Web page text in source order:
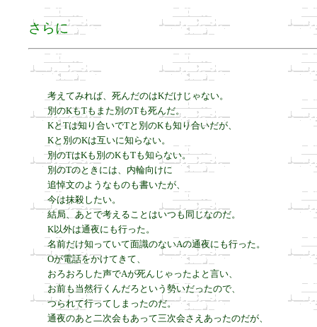
さらに
考えてみれば、死んだのはKだけじゃない。
別のKもTもまた別のTも死んだ。
KとTは知り合いでTと別のKも知り合いだが、
Kと別のKは互いに知らない。
別のTはKも別のKもTも知らない。
別のTのときには、内輪向けに
追悼文のようなものも書いたが、
今は抹殺したい。
結局、あとで考えることはいつも同じなのだ。
K以外は通夜にも行った。
名前だけ知っていて面識のないAの通夜にも行った。
Oが電話をかけてきて、
おろおろした声でAが死んじゃったよと言い、
お前も当然行くんだろという勢いだったので、
つられて行ってしまったのだ。
通夜のあと二次会もあって三次会さえあったのだが、